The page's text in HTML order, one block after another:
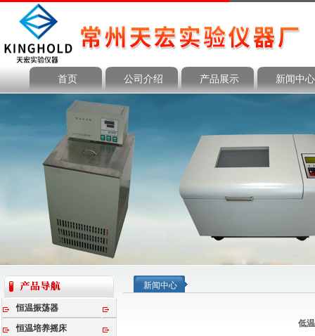
首页 公司介绍 产品展示 新闻中心
恒温振荡器
恒温培养摇床
新闻中心
低